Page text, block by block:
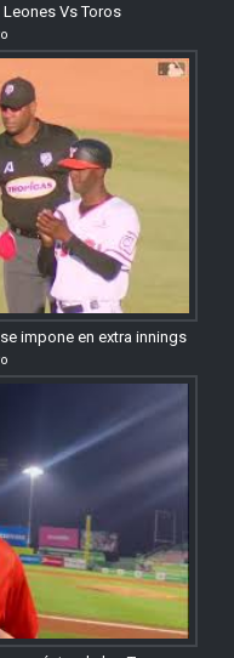
Leones Vs Toros
impone en extra innings